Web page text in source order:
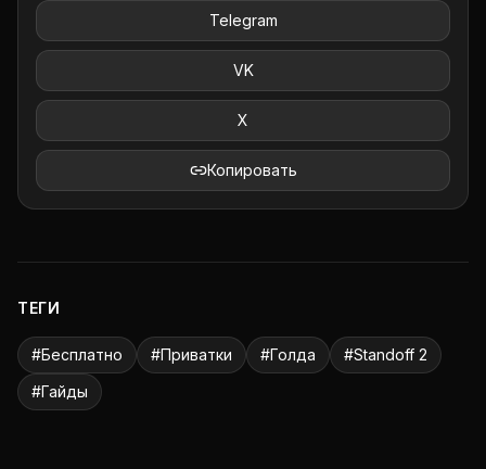
Telegram
VK
X
Копировать
ТЕГИ
#Бесплатно #Приватки #Голда #Standoff 2
#Гайды